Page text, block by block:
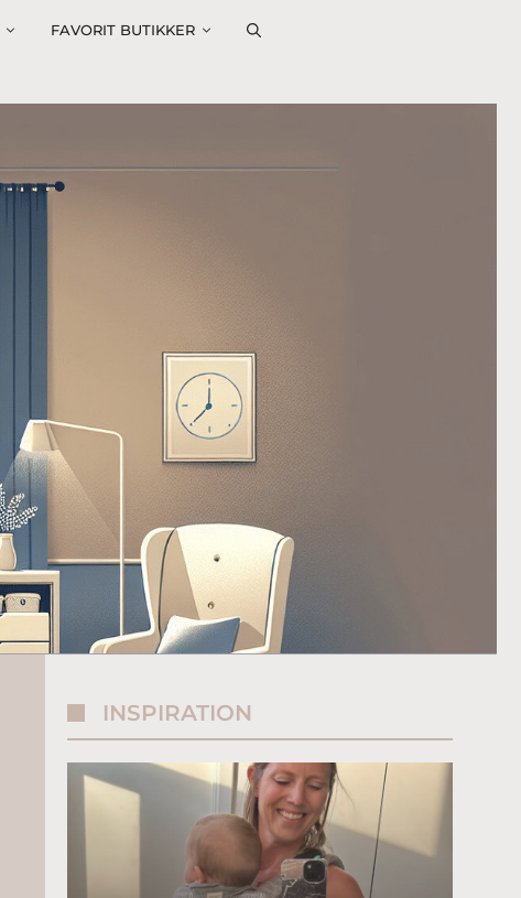
FAVORIT BUTIKKER
INSPIRATION